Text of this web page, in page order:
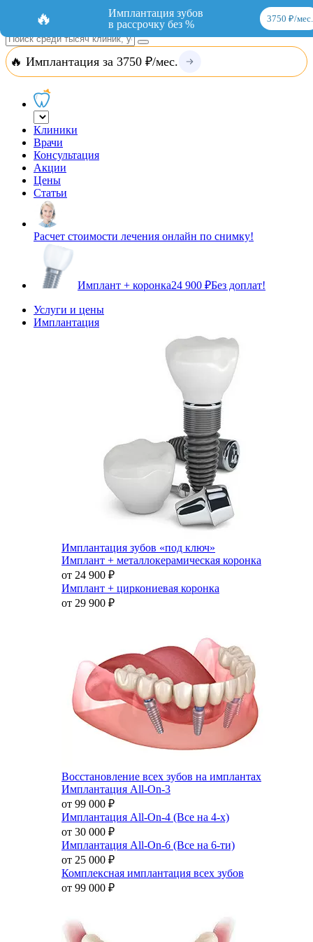
Добавить организациюВход
🔥 Имплантация за 3750 ₽/мес.
Клиники
Врачи
Консультация
Акции
Цены
Статьи
Расчет стоимости лечения онлайн по снимку!
Имплант + коронка24 900 ₽Без доплат!
Услуги и цены
Имплантация
Имплантация зубов «под ключ»
Имплант + металлокерамическая коронка
от 24 900 ₽
Имплант + циркониевая коронка
от 29 900 ₽
Восстановление всех зубов на имплантах
Имплантация All-On-3
от 99 000 ₽
Имплантация All-On-4 (Все на 4-х)
от 30 000 ₽
Имплантация All-On-6 (Все на 6-ти)
от 25 000 ₽
Комплексная имплантация всех зубов
от 99 000 ₽
🔥
Имплантация зубов
в рассрочку без %
3750 ₽/мес.